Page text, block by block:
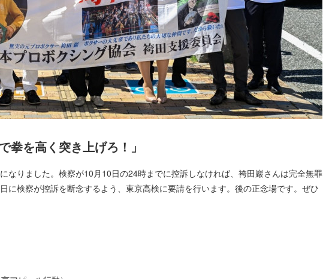
拳を高く突き上げろ！」
なりました。検察が10月10日の24時までに控訴しなければ、袴田巖さんは完全無罪
に検察が控訴を断念するよう、東京高検に要請を行います。後の正念場です。ぜひ